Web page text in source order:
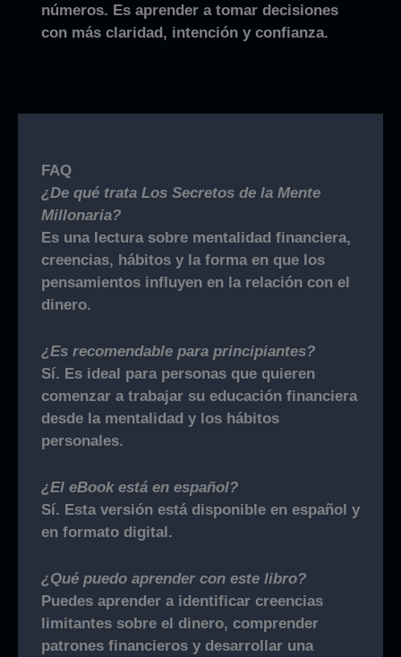
números. Es aprender a tomar decisiones
con más claridad, intención y confianza.
FAQ
¿De qué trata Los Secretos de la Mente
Millonaria?
Es una lectura sobre mentalidad financiera,
creencias, hábitos y la forma en que los
pensamientos influyen en la relación con el
dinero.
¿Es recomendable para principiantes?
Sí. Es ideal para personas que quieren
comenzar a trabajar su educación financiera
desde la mentalidad y los hábitos
personales.
¿El eBook está en español?
Sí. Esta versión está disponible en español y
en formato digital.
¿Qué puedo aprender con este libro?
Puedes aprender a identificar creencias
limitantes sobre el dinero, comprender
patrones financieros y desarrollar una